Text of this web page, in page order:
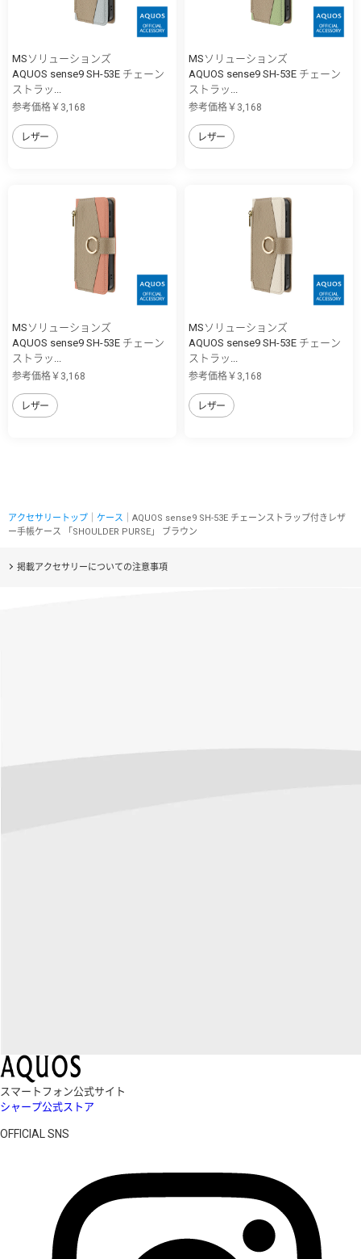
MSソリューションズ
AQUOS sense9 SH-53E チェーン
ストラッ...
参考価格￥3,168
レザー
MSソリューションズ
AQUOS sense9 SH-53E チェーン
ストラッ...
参考価格￥3,168
レザー
MSソリューションズ
AQUOS sense9 SH-53E チェーン
ストラッ...
参考価格￥3,168
レザー
MSソリューションズ
AQUOS sense9 SH-53E チェーン
ストラッ...
参考価格￥3,168
レザー
アクセサリートップ ケース ｜AQUOS sense9 SH-53E チェーンストラップ付きレザ
ー手帳ケース 「SHOULDER PURSE」 ブラウン
掲載アクセサリーについての注意事項
スマートフォン公式サイト
シャープ公式ストア
OFFICIAL SNS